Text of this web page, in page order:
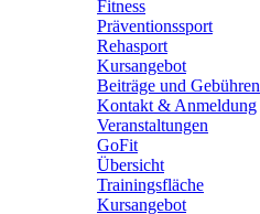
Fitness
Präventionssport
Rehasport
Kursangebot
Beiträge und Gebühren
Kontakt & Anmeldung
Veranstaltungen
GoFit
Übersicht
Trainingsfläche
Kursangebot